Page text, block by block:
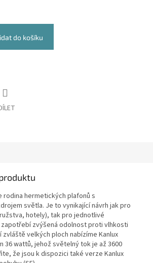
do košíku
rodina hermetických plafonů s
světla. Je to vynikající návrh jak pro
hotely), tak pro jednotlivé
zvýšená odolnost proti vlhkosti
zvláště velkých ploch nabízíme Kanlux
36 wattů, jehož světelný tok je až 3600
že jsou k dispozici také verze Kanlux